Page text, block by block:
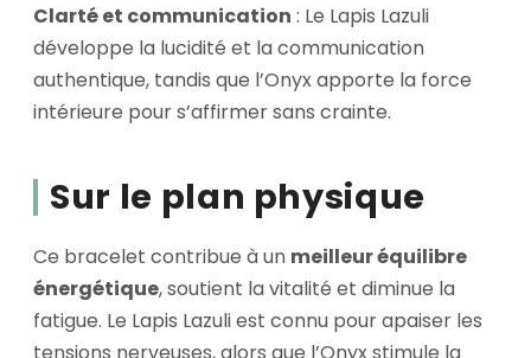
Clarté et communication : Le Lapis Lazuli
développe la lucidité et la communication
authentique, tandis que l’Onyx apporte la force
intérieure pour s’affirmer sans crainte.
Sur le plan physique
Ce bracelet contribue à un meilleur équilibre
énergétique, soutient la vitalité et diminue la
fatigue. Le Lapis Lazuli est connu pour apaiser les